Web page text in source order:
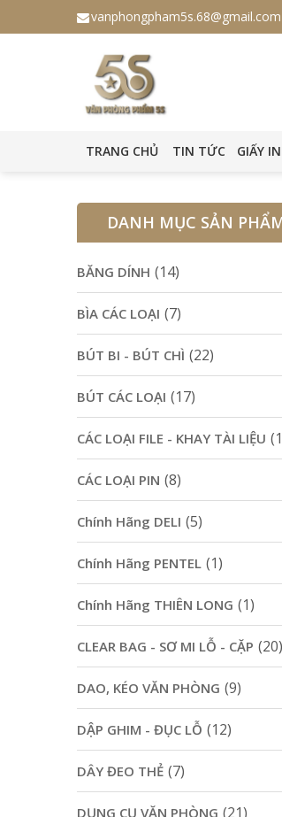
vanphongpham5s.68@gmail.com
TRANG CHỦ TIN TỨC GIẤY IN
DANH MỤC SẢN
BĂNG DÍNH (14)
BÌA CÁC LOẠI (7)
BÚT BI - BÚT CHÌ (22)
BÚT CÁC LOẠI (17)
CÁC LOẠI FILE - KHAY TÀI LIỆU
CÁC LOẠI PIN (8)
Chính Hãng DELI (5)
Chính Hãng PENTEL (1)
Chính Hãng THIÊN LONG (1)
CLEAR BAG - SƠ MI LỖ - CẶP (20)
DAO, KÉO VĂN PHÒNG (9)
DẬP GHIM - ĐỤC LỖ (12)
DÂY ĐEO THẺ (7)
DỤNG CỤ VĂN PHÒNG (21)